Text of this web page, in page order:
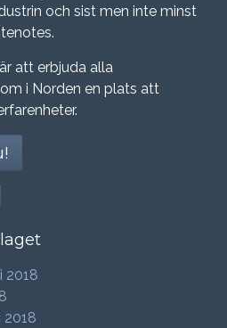
och sist men inte minst
att erbjuda alla
i Norden en plats att
2018
2018